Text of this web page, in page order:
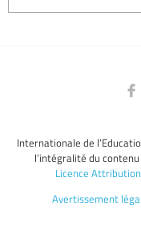
Internationale de
l’intégralité du
Licence
Avertissement légal